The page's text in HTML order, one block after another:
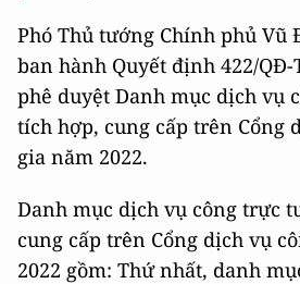
Phó Thủ tướng Chính phủ Vũ
ban hành Quyết định 422/QĐ-
phê duyệt Danh mục dịch vụ
tích hợp, cung cấp trên Cổng
gia năm 2022.
Danh mục dịch vụ công trực
cung cấp trên Cổng dịch vụ
2022 gồm: Thứ nhất, danh